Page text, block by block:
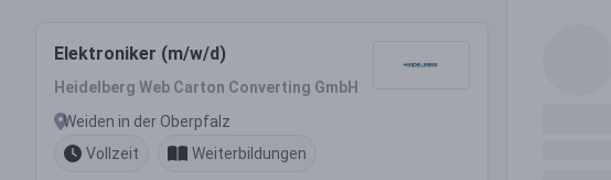
Elektroniker (m/w/d)
Heidelberg Web Carton Converting GmbH
Weiden in der Oberpfalz
Vollzeit
Weiterbildungen